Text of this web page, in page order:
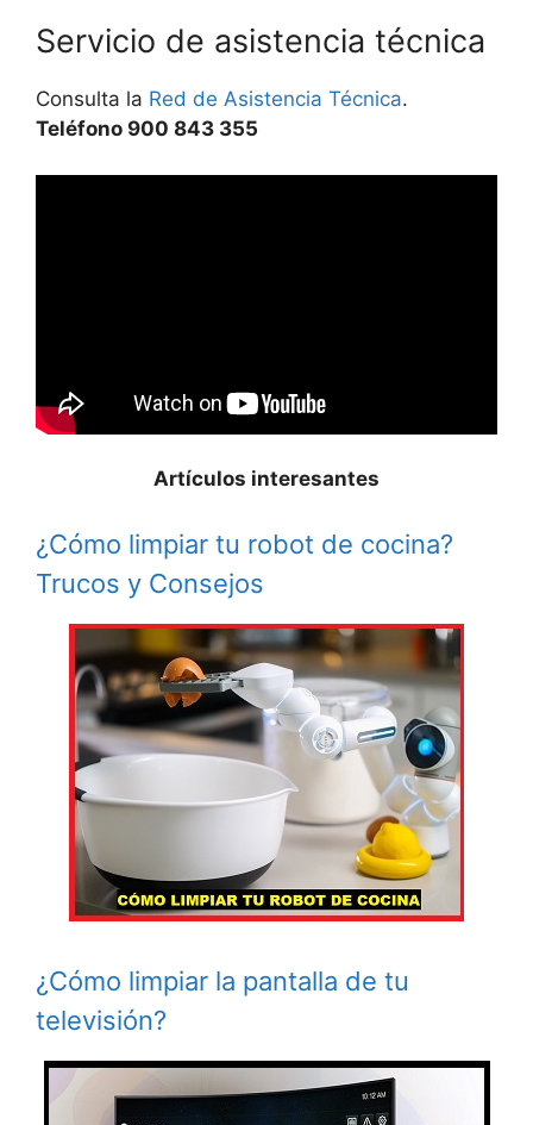
Servicio de asistencia técnica
Consulta la Red de Asistencia Técnica.
Teléfono 900 843 355
Artículos interesantes
¿Cómo limpiar tu robot de cocina?
Trucos y Consejos
¿Cómo limpiar la pantalla de tu
televisión?